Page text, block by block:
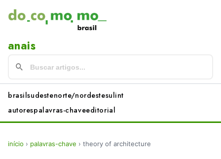
anais
brasilsudestenorte/nordestesulint
autorespalavras-chaveeditorial
início › palavras-chave › theory of architecture